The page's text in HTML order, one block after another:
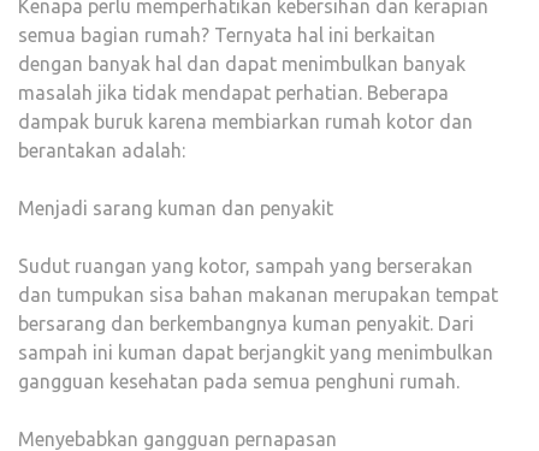
Kenapa perlu memperhatikan kebersihan dan kerapian
semua bagian rumah? Ternyata hal ini berkaitan
dengan banyak hal dan dapat menimbulkan banyak
masalah jika tidak mendapat perhatian. Beberapa
dampak buruk karena membiarkan rumah kotor dan
berantakan adalah:
Menjadi sarang kuman dan penyakit
Sudut ruangan yang kotor, sampah yang berserakan
dan tumpukan sisa bahan makanan merupakan tempat
bersarang dan berkembangnya kuman penyakit. Dari
sampah ini kuman dapat berjangkit yang menimbulkan
gangguan kesehatan pada semua penghuni rumah.
Menyebabkan gangguan pernapasan